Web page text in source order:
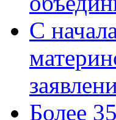
С
Более